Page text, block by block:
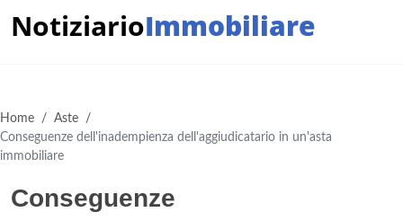
NotiziarioImmobiliare
Home / Aste /
Conseguenze dell'inadempienza dell'aggiudicatario in un'asta
immobiliare
Conseguenze